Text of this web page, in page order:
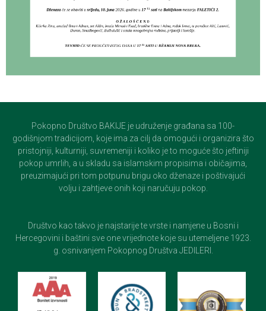
Pokopno Društvo BAKIJE je udruženje građana sa 100-
godišnjom tradicijom, koje ima za cilj da omogući i organizira što
pristojniji, kulturniji, suvremeniji i koliko je to moguće što jeftiniji
pokop umrlih, a u skladu sa islamskim propisima i običajima,
preuzimajući pri tom potpunu brigu oko dženaze i poštivajući
volju i zahtjeve onih koji naručuju pokop.
Društvo kao takvo je najstarije te vrste i namjene u Bosni i
Hercegovini i baštini sve one vrijednote koje su utemeljene 1923.
g. osnivanjem Pokopnog Društva JEDILERI.